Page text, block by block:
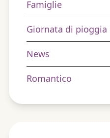
Famiglie
Giornata di pioggia
News
Romantico